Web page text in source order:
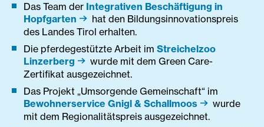
Das Team der Integrativen Beschäftigung in
Hopfgarten
hat​ den Bildungsinnovationspreis
des Landes Tirol erhalten.
Die pferdegestützte Arbeit im Streichelzoo
Linzerberg
wurde mit dem Green Care-
Zertifikat ausgezeichnet.
Das Projekt „Umsorgende Gemeinschaft“ im
Bewohnerservice Gnigl & Schallmoos
wurde
mit dem Regionalitätspreis ausgezeichnet.